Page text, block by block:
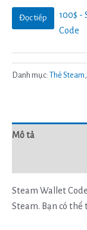
Đọc tiếp
100$ -
Code
Danh mục: Thẻ Steam,
Mô tả
Steam Wallet
Steam. Bạn có thể